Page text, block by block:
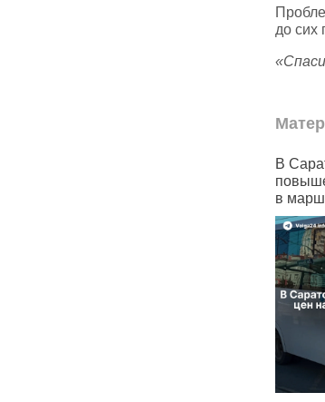
до сих
В Саратове очередное
повышение цен на
в маршрутках: до 48